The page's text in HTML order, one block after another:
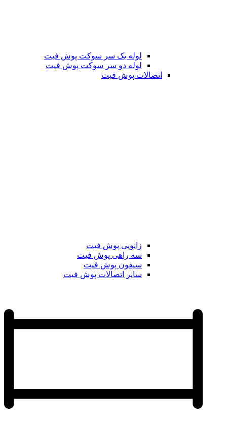
لوله یک سر سوکت پوش فیت
لوله دو سر سوکت پوش فیت
اتصالات پوش فیت
زانویی پوش فیت
سه راهی پوش فیت
سیفون پوش فیت
سایر اتصالات پوش فیت